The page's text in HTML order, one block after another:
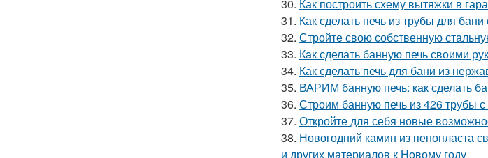
30. Как построить схему вытяжки в
31. Как сделать печь из трубы для
32. Стройте свою собственную
33. Как сделать банную печь своими
34. Как сделать печь для бани из
35. ВАРИМ банную печь: как сделать
36. Строим банную печь из 426 трубы
37. Откройте для себя новые
38. Новогодний камин из пенопласта
и других материалов к Новому году